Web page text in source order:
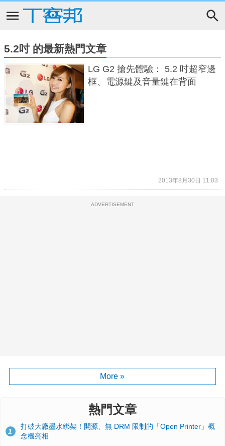
5.2吋 的最新熱門文章
LG G2 搶先體驗： 5.2 吋超窄邊
框、電源鍵及音量鍵在背面
2013年8月30日 11:03
ADVERTISEMENT
More »
熱門文章
1
打破大廠墨水綁架！開源、無 DRM 限制的「Open Printer」概
念機亮相